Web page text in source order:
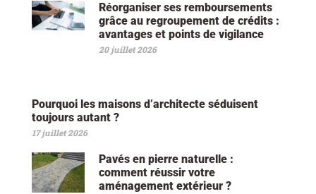
Réorganiser ses remboursements
grâce au regroupement de crédits :
avantages et points de vigilance
20 juillet 2026
Pourquoi les maisons d’architecte séduisent
toujours autant ?
17 juillet 2026
Pavés en pierre naturelle :
comment réussir votre
aménagement extérieur ?